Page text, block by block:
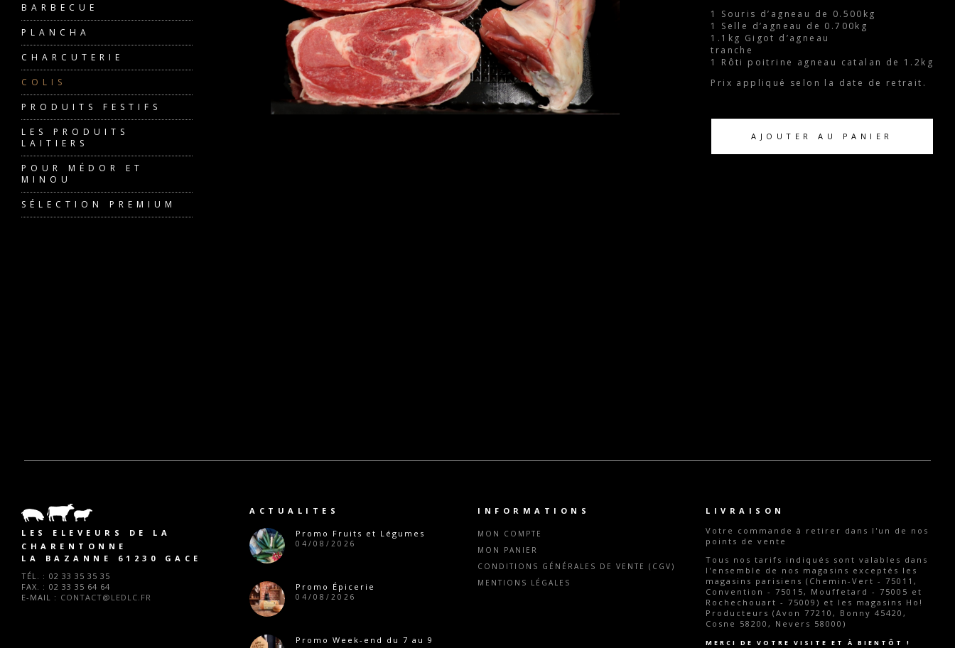
1 Souris d’agneau de 0.500kg
1 Selle d’agneau de 0.700kg
1.1kg Gigot d’agneau
tranche
1 Rôti poitrine agneau catalan de 1.2kg
Prix appliqué selon la date de retrait.
AJOUTER AU PANIER
BARBECUE
PLANCHA
CHARCUTERIE
COLIS
PRODUITS FESTIFS
LES PRODUITS
LAITIERS
POUR MÉDOR ET
MINOU
SÉLECTION PREMIUM
LES ELEVEURS DE LA
CHARENTONNE
LA BAZANNE 61230 GACE
TÉL. : 02 33 35 35 35
FAX. : 02 33 35 64 64
E-MAIL : CONTACT@LEDLC.FR
ACTUALITES
Promo Fruits et Légumes
04/08/2026
Promo Épicerie
04/08/2026
Promo Week-end du 7 au 9
INFORMATIONS
MON COMPTE
MON PANIER
CONDITIONS GÉNÉRALES DE VENTE (CGV)
MENTIONS LÉGALES
LIVRAISON
Votre commande à retirer dans l'un de nos
points de vente
Tous nos tarifs indiqués sont valables dans
l'ensemble de nos magasins exceptés les
magasins parisiens (Chemin-Vert - 75011,
Convention - 75015, Mouffetard - 75005 et
Rochechouart - 75009) et les magasins Ho!
Producteurs (Avon 77210, Bonny 45420,
Cosne 58200, Nevers 58000)
MERCI DE VOTRE VISITE ET À BIENTÔT !